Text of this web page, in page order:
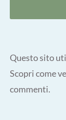
Questo sito
Scopri come
commenti.